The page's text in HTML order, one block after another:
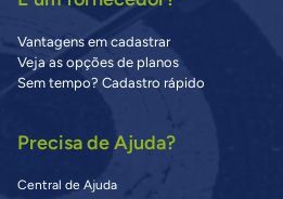
Vantagens em cadastrar
Veja as opções de planos
Sem tempo? Cadastro rápido
Precisa de Ajuda?
Central de Ajuda